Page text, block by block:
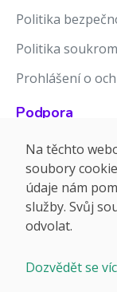
Politika
Politika
Prohlášení o
Podpora
Znalostní báze
Release notes
Na těchto
soubory
údaje nám
služby. Svůj
odvolat.
Dozvědět se